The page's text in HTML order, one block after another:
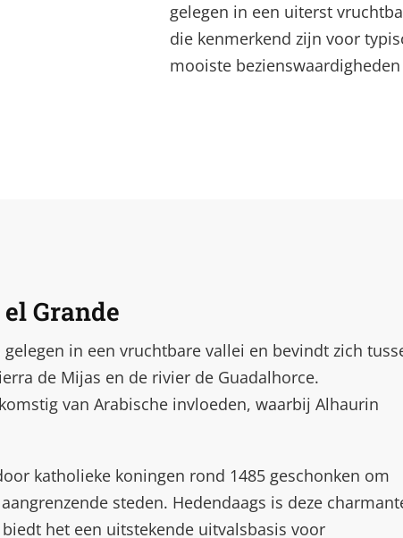
gelegen in een uiterst
die kenmerkend zijn voor
mooiste
Grande
in een vruchtbare vallei en bevindt zich
de Mijas en de rivier de Guadalhorce.
van Arabische invloeden, waarbij Alhaurin
katholieke koningen rond 1485 geschonken om
steden. Hedendaags is deze
het een uitstekende uitvalsbasis voor